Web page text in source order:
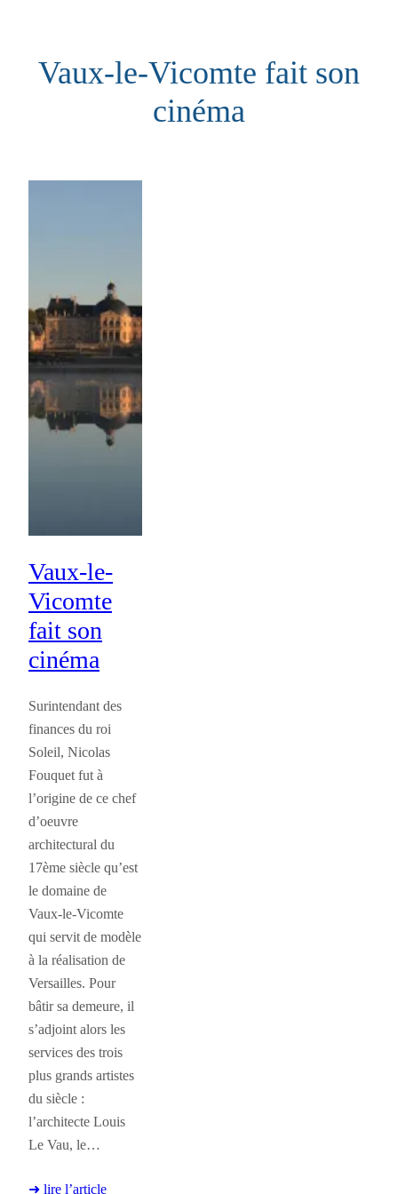
contenuVaux-le-Vicomte fait son
cinéma
Vaux-le-
Vicomte
fait son
cinéma
Surintendant des
finances du roi
Soleil, Nicolas
Fouquet fut à
l’origine de ce chef
d’oeuvre
architectural du
17ème siècle qu’est
le domaine de
Vaux-le-Vicomte
qui servit de modèle
à la réalisation de
Versailles. Pour
bâtir sa demeure, il
s’adjoint alors les
services des trois
plus grands artistes
du siècle :
l’architecte Louis
Le Vau, le…
➜ lire l’article